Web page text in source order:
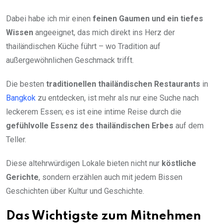
Dabei habe ich mir einen feinen Gaumen und ein tiefes
Wissen angeeignet, das mich direkt ins Herz der
thailändischen Küche führt – wo Tradition auf
außergewöhnlichen Geschmack trifft.
Die besten traditionellen thailändischen Restaurants in
Bangkok zu entdecken, ist mehr als nur eine Suche nach
leckerem Essen; es ist eine intime Reise durch die
gefühlvolle Essenz des thailändischen Erbes auf dem
Teller.
Diese altehrwürdigen Lokale bieten nicht nur köstliche
Gerichte, sondern erzählen auch mit jedem Bissen
Geschichten über Kultur und Geschichte.
Das Wichtigste zum Mitnehmen